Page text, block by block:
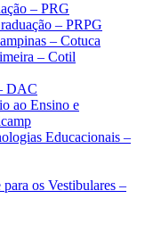
– PRG
– PRPG
– Cotuca
– Cotil
DAC
ao Ensino e
Educacionais –
os Vestibulares –